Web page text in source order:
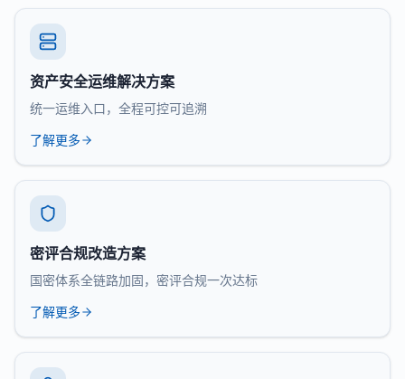
资产安全运维解决方案
统一运维入口，全程可控可追溯
了解更多
密评合规改造方案
国密体系全链路加固，密评合规一次达标
了解更多